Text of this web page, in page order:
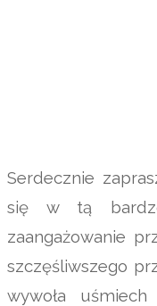
Serdecznie
się w tą
zaangażowanie
szczęśliwszego
wywoła